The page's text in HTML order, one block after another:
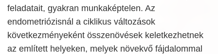
feladatait, gyakran munkaképtelen. Az
endometriózisnál a ciklikus változások
következményeként összenövések keletkezhetnek
az említett helyeken, melyek növekvő fájdalommal